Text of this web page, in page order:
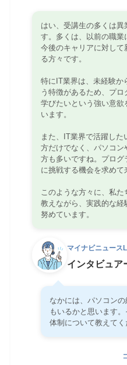
はい、受講生の多くは
す。多くは、以前の職業
今後のキャリアに対し
る方々です。
特にIT業界は、未経験か
う特徴があるため、プ
学びたいという強い意
います。
また、IT業界で活躍し
方だけでなく、パソコ
方も多いですね。プログ
に挑戦する機会を求めて
このような方々に、私
教えながら、実践的な経
努めています。
マイナビニュース
インタビュア
なかには、パソコン
もいるかと思います
体制について教えてく